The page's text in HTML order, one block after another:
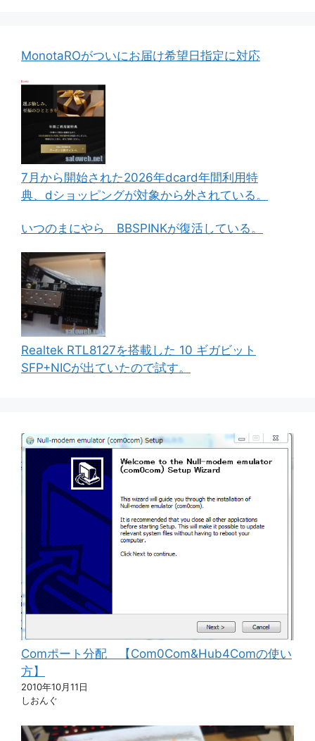
MonotaROがついにお届け希望日指定に対応
7月から開始された2026年dcard年間利用特
典、dショッピングが対象から外されている。
いつのまにやら BBSPINKが復活している。
Realtek RTL8127を搭載した 10 ギガビット
SFP+NICが出ていたので試す。
Comポート分配 【Com0Com&Hub4Comの使い
方】
2010年10月11日
しおんぐ